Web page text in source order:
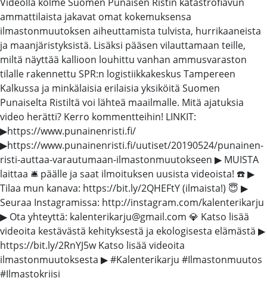
ammattilaista jakavat omat kokemuksensa
ilmastonmuutoksen aiheuttamista tulvista, hurrikaaneista
ja maanjäristyksistä. Lisäksi pääsen vilauttamaan teille,
miltä näyttää kallioon louhittu vanhan ammusvaraston
tilalle rakennettu SPR:n logistiikkakeskus Tampereen
Kalkussa ja minkälaisia erilaisia yksiköitä Suomen
Punaiselta Ristiltä voi lähteä maailmalle. Mitä ajatuksia
video herätti? Kerro kommentteihin! LINKIT:
▶https://www.punainenristi.fi/
▶https://www.punainenristi.fi/uutiset/20190524/punainen-
risti-auttaa-varautumaan-ilmastonmuutokseen ▶ MUISTA
laittaa 🛎 päälle ja saat ilmoituksen uusista videoista! ☎️ ▶
Tilaa mun kanava: https://bit.ly/2QHEFtY (ilmaista!) 😇 ▶
Seuraa Instagramissa: http://instagram.com/kalenterikarju
▶ Ota yhteyttä: kalenterikarju@gmail.com 💎 Katso lisää
videoita kestävästä kehityksestä ja ekologisesta elämästä ▶
https://bit.ly/2RnYJ5w Katso lisää videoita
ilmastonmuutoksesta ▶ #Kalenterikarju #Ilmastonmuutos
#Ilmastokriisi